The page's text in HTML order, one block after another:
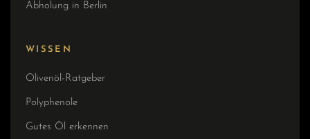
Abholung in Berlin
WISSEN
Olivenöl-Ratgeber
Polyphenole
Gutes Öl erkennen